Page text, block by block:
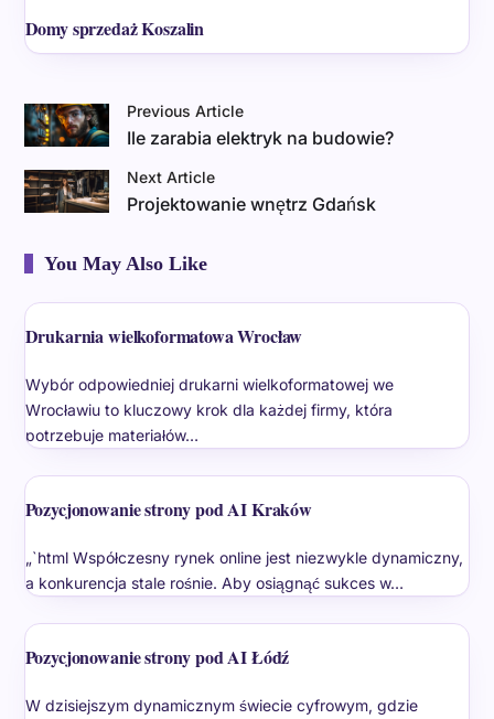
Domy sprzedaż Koszalin
Previous Article
Ile zarabia elektryk na budowie?
Next Article
Projektowanie wnętrz Gdańsk
You May Also Like
Drukarnia wielkoformatowa Wrocław
Wybór odpowiedniej drukarni wielkoformatowej we
Wrocławiu to kluczowy krok dla każdej firmy, która
potrzebuje materiałów…
Pozycjonowanie strony pod AI Kraków
„`html Współczesny rynek online jest niezwykle dynamiczny,
a konkurencja stale rośnie. Aby osiągnąć sukces w…
Pozycjonowanie strony pod AI Łódź
W dzisiejszym dynamicznym świecie cyfrowym, gdzie